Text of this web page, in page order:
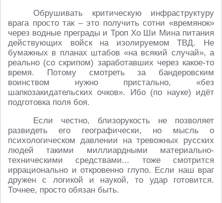
Обрушивать критическую инфраструктуру
врага просто так – это получить сотни «времянок»
через водные преграды и Троп Хо Ши Мина питания
действующих войск на изолируемом ТВД. Не
бумажных в планах штабов «на всякий случай», а
реально (со скрипом) заработавших через какое-то
время. Потому смотреть за бандеровским
воинством нужно пристально, «без
шапкозакидательских очков». Ибо (по науке) идёт
подготовка поля боя.
Если честно, близорукость не позволяет
развидеть его географически, но мысль о
психологическом давлении на тревожных русских
людей такими миллиардными материально-
техническими средствами... тоже смотрится
иррационально и откровенно глупо. Если наш враг
дружен с логикой и наукой, то удар готовится.
Точнее, просто обязан быть.